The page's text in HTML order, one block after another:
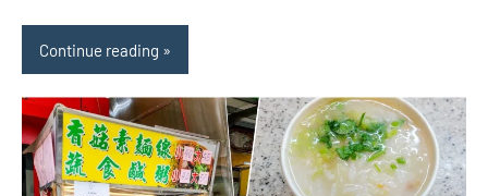
Continue reading